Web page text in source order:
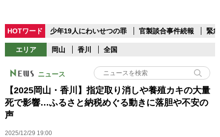
HOTワード 少年19人にわいせつの罪 官製談合事件続報 緊
エリア 岡山 香川 全国
ニュース
【2025岡山・香川】指定取り消しや養殖カキの大量
死で影響…ふるさと納税めぐる動きに落胆や不安の
声
2025/12/29 19:00